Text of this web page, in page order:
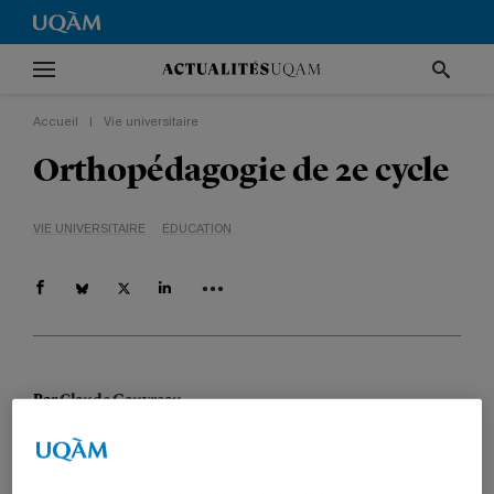
Accueil Vie universitaire
Orthopédagogie de 2e cycle
VIE UNIVERSITAIRE ÉDUCATION
ParClaude Gauvreau
Mis à jour le 17 avril 2015 à 15 h 04